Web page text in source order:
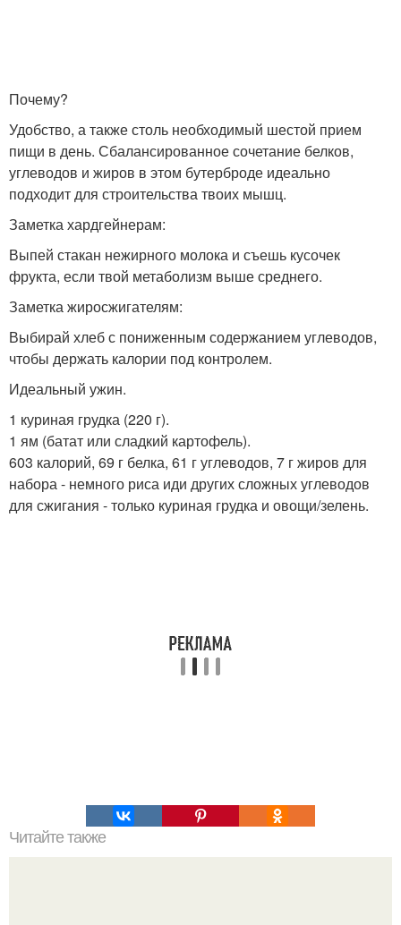
Почему?
Удобство, а также столь необходимый шестой прием
пищи в день. Сбалансированное сочетание белков,
углеводов и жиров в этом бутерброде идеально
подходит для строительства твоих мышц.
Заметка хардгейнерам:
Выпей стакан нежирного молока и съешь кусочек
фрукта, если твой метаболизм выше среднего.
Заметка жиросжигателям:
Выбирай хлеб с пониженным содержанием углеводов,
чтобы держать калории под контролем.
Идеальный ужин.
1 куриная грудка (220 г).
1 ям (батат или сладкий картофель).
603 калорий, 69 г белка, 61 г углеводов, 7 г жиров для
набора - немного риса иди других сложных углеводов
для сжигания - только куриная грудка и овощи/зелень.
Читайте также